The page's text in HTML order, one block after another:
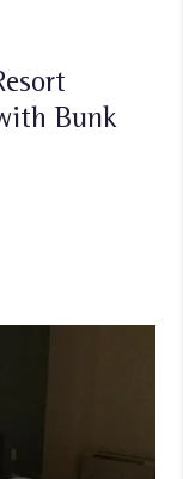
Bunk